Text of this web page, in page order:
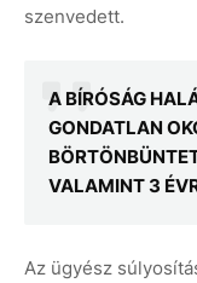
szenvedett.
A BÍRÓSÁG
GONDATLAN
VALAMINT 3
Az ügyész